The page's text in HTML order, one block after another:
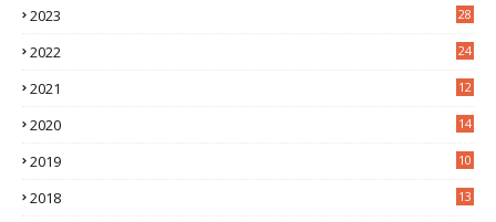
2023
28
2022
24
2021
12
2020
14
2019
10
2018
13